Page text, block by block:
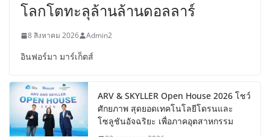
โลกโตทะลุล้านล้านดอลลาร์
8 สิงหาคม 2026 Admin2
อินฟอร์มา มาร์เก็ตส์
ARV & SKYLLER Open House 2026 โชว์
ศักยภาพ สุดยอดเทคโนโลยีโดรนและ
โซลูชันอัจฉริยะ เพื่อภาคอุตสาหกรรม